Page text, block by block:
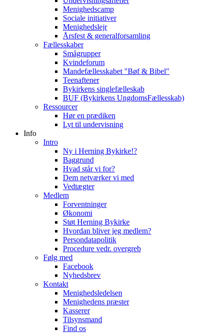
Menighedscamp
Sociale initiativer
Menighedslejr
Årsfest & generalforsamling
Fællesskaber
Smågrupper
Kvindeforum
Mandefællesskabet "Bøf & Bibel"
Teenaftener
Bykirkens singlefælleskab
BUF (Bykirkens UngdomsFællesskab)
Ressourcer
Hør en prædiken
Lyt til undervisning
Info
Intro
Ny i Herning Bykirke!?
Baggrund
Hvad står vi for?
Dem netværker vi med
Vedtægter
Medlem
Forventninger
Økonomi
Støt Herning Bykirke
Hvordan bliver jeg medlem?
Persondatapolitik
Procedure vedr. overgreb
Følg med
Facebook
Nyhedsbrev
Kontakt
Menighedsledelsen
Menighedens præster
Kasserer
Tilsynsmand
Find os